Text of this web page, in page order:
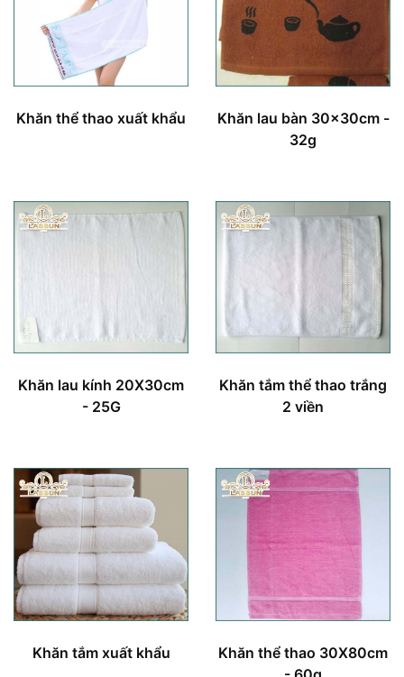
Khăn thể thao xuất khẩu
Khăn lau bàn 30x30cm -
32g
Khăn lau kính 20X30cm
- 25G
Khăn tắm thể thao trắng
2 viền
Khăn tắm xuất khẩu
Khăn thể thao 30X80cm